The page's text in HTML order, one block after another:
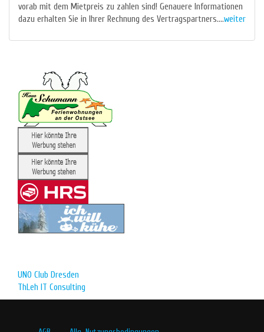
vorab mit dem Mietpreis zu zahlen sind! Genauere Informationen
dazu erhalten Sie in Ihrer Rechnung des Vertragspartners....weiter
UNO Club Dresden
ThLeh IT Consulting